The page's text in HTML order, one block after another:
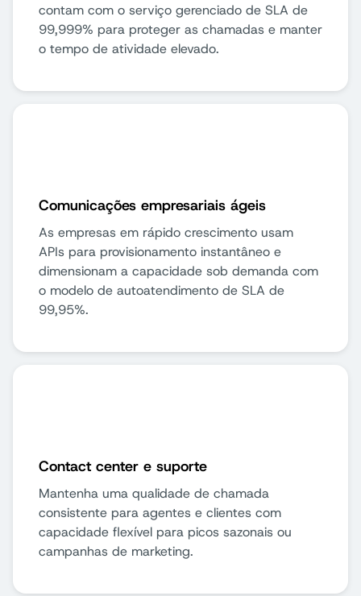
contam com o serviço gerenciado de SLA de
99,999% para proteger as chamadas e manter
o tempo de atividade elevado.
Comunicações empresariais ágeis
As empresas em rápido crescimento usam
APIs para provisionamento instantâneo e
dimensionam a capacidade sob demanda com
o modelo de autoatendimento de SLA de
99,95%.
Contact center e suporte
Mantenha uma qualidade de chamada
consistente para agentes e clientes com
capacidade flexível para picos sazonais ou
campanhas de marketing.